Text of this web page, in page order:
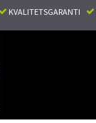
KVALITETSGARANTI